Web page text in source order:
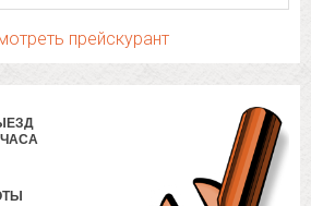
прейскурант
ЧАСА